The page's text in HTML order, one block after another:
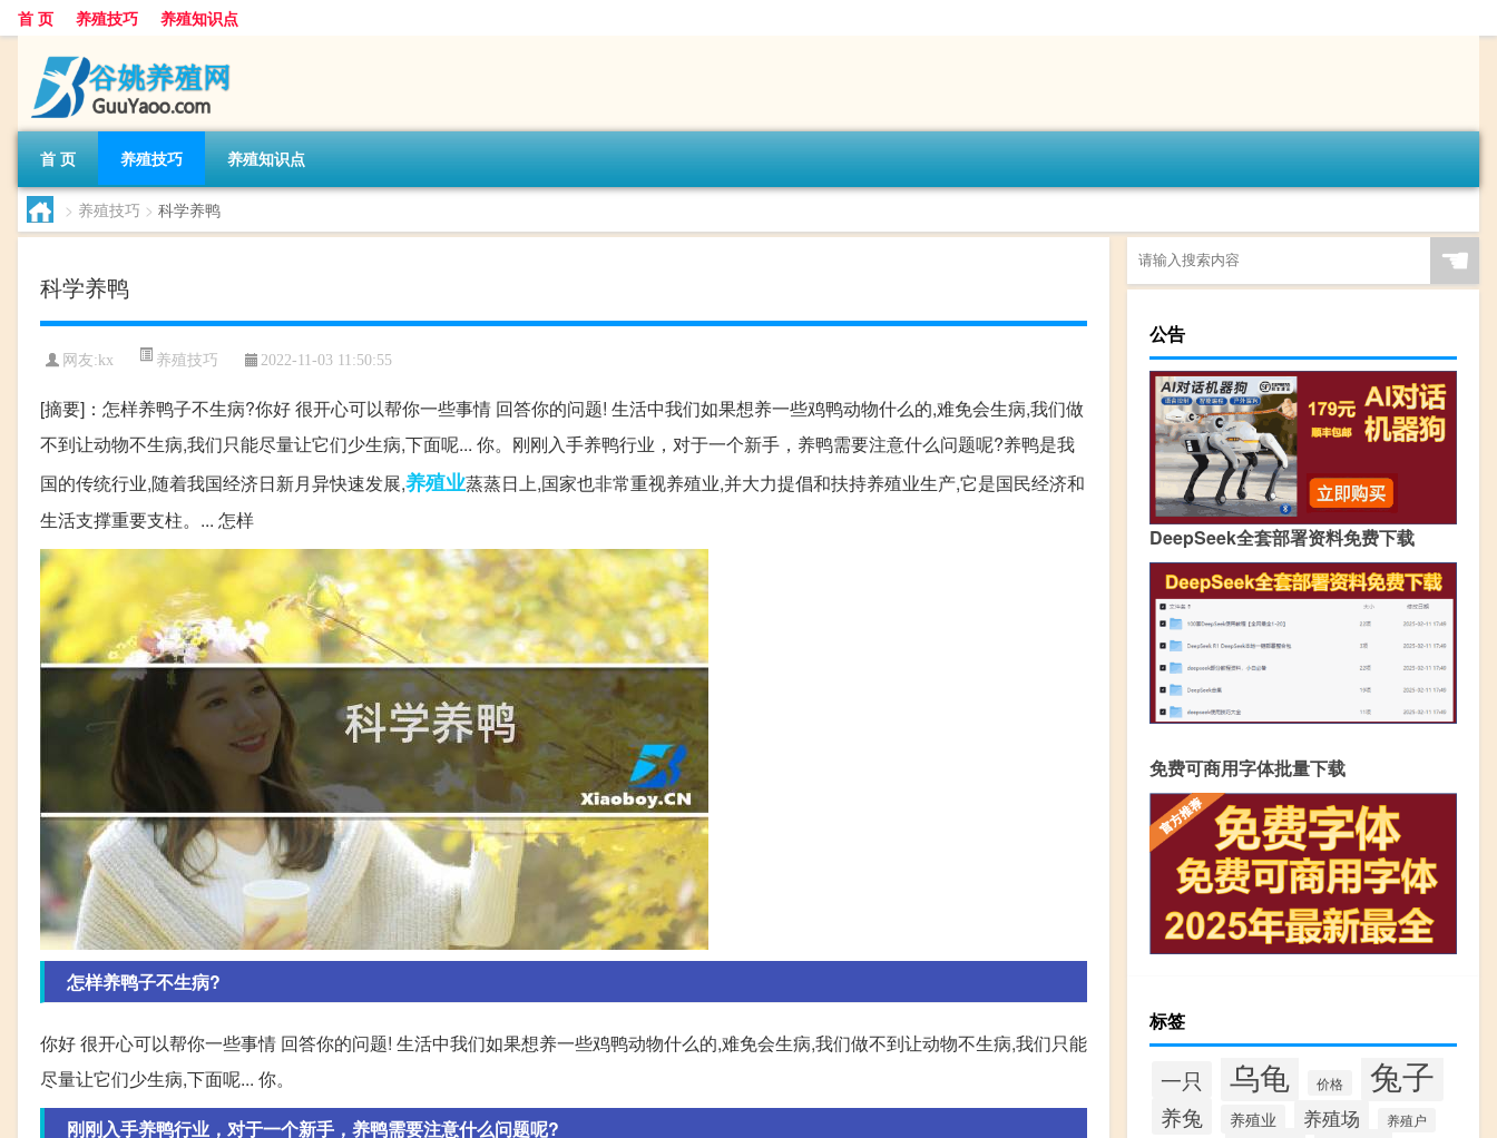
首 页 养殖技巧 养殖知识点
首 页 养殖技巧 养殖知识点
> 养殖技巧 > 科学养鸭
科学养鸭
网友:kx 养殖技巧 2022-11-03 11:50:55
[摘要]：怎样养鸭子不生病?你好 很开心可以帮你一些事情 回答你的问题! 生活中我们如果想养一些鸡鸭动物什么的,难免会生病,我们做
不到让动物不生病,我们只能尽量让它们少生病,下面呢... 你。刚刚入手养鸭行业，对于一个新手，养鸭需要注意什么问题呢?养鸭是我
国的传统行业,随着我国经济日新月异快速发展,养殖业蒸蒸日上,国家也非常重视养殖业,并大力提倡和扶持养殖业生产,它是国民经济和
生活支撑重要支柱。... 怎样
怎样养鸭子不生病?
你好 很开心可以帮你一些事情 回答你的问题! 生活中我们如果想养一些鸡鸭动物什么的,难免会生病,我们做不到让动物不生病,我们只能
尽量让它们少生病,下面呢... 你。
刚刚入手养鸭行业，对于一个新手，养鸭需要注意什么问题呢?
☚
公告
DeepSeek全套部署资料免费下载
免费可商用字体批量下载
标签
一只 乌龟 价格 兔子
养兔 养殖业 养殖场 养殖户